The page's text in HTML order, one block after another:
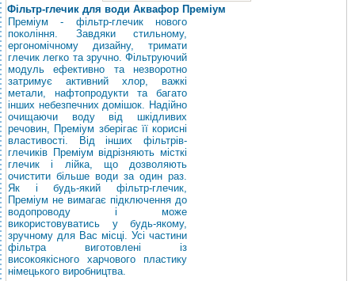
Фільтр-глечик для води Аквафор Преміум
Преміум - фільтр-глечик нового
покоління. Завдяки стильному,
ергономічному дизайну, тримати
глечик легко та зручно. Фільтруючий
модуль ефективно та незворотно
затримує активний хлор, важкі
метали, нафтопродукти та багато
інших небезпечних домішок. Надійно
очищаючи воду від шкідливих
речовин, Преміум зберігає її корисні
властивості. Від інших фільтрів-
глечиків Преміум відрізняють місткі
глечик і лійка, що дозволяють
очистити більше води за один раз.
Як і будь-який фільтр-глечик,
Преміум не вимагає підключення до
водопроводу і може
використовуватись у будь-якому,
зручному для Вас місці. Усі частини
фільтра виготовлені із
високоякісного харчового пластику
німецького виробництва.